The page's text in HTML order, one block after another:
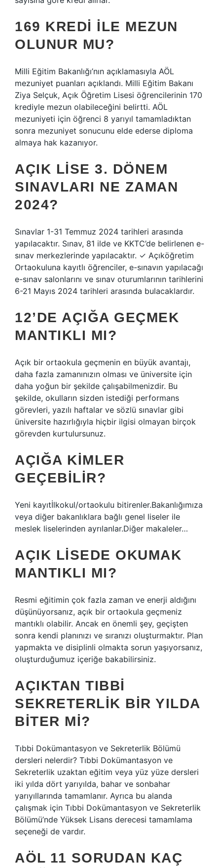
169 KREDI ILE MEZUN
OLUNUR MU?
Milli Eğitim Bakanlığı’nın açıklamasıyla AÖL
mezuniyet puanları açıklandı. Milli Eğitim Bakanı
Ziya Selçuk, Açık Öğretim Lisesi öğrencilerinin 170
krediyle mezun olabileceğini belirtti. AÖL
mezuniyeti için öğrenci 8 yarıyıl tamamladıktan
sonra mezuniyet sonucunu elde ederse diploma
almaya hak kazanıyor.
AÇIK LISE 3. DÖNEM
SINAVLARI NE ZAMAN
2024?
Sınavlar 1-31 Temmuz 2024 tarihleri ​​arasında
yapılacaktır. Sınav, 81 ilde ve KKTC’de belirlenen e-
sınav merkezlerinde yapılacaktır. ✓ Açıköğretim
Ortaokuluna kayıtlı öğrenciler, e-sınavın yapılacağı
e-sınav salonlarını ve sınav oturumlarının tarihlerini
6-21 Mayıs 2024 tarihleri ​​arasında bulacaklardır.
12’DE AÇIĞA GEÇMEK
MANTIKLI MI?
Açık bir ortaokula geçmenin en büyük avantajı,
daha fazla zamanınızın olması ve üniversite için
daha yoğun bir şekilde çalışabilmenizdir. Bu
şekilde, okulların sizden istediği performans
görevleri, yazılı haftalar ve sözlü sınavlar gibi
üniversite hazırlığıyla hiçbir ilgisi olmayan birçok
görevden kurtulursunuz.
AÇIĞA KIMLER
GEÇEBILIR?
Yeni kayıtİlkokul/ortaokulu bitirenler.Bakanlığımıza
veya diğer bakanlıklara bağlı genel liseler ile
meslek liselerinden ayrılanlar.Diğer makaleler…
AÇIK LISEDE OKUMAK
MANTIKLI MI?
Resmi eğitimin çok fazla zaman ve enerji aldığını
düşünüyorsanız, açık bir ortaokula geçmeniz
mantıklı olabilir. Ancak en önemli şey, geçişten
sonra kendi planınızı ve sıranızı oluşturmaktır. Plan
yapmakta ve disiplinli olmakta sorun yaşıyorsanız,
oluşturduğumuz içeriğe bakabilirsiniz.
AÇIKTAN TIBBI
SEKRETERLIK BIR YILDA
BITER MI?
Tıbbi Dokümantasyon ve Sekreterlik Bölümü
dersleri nelerdir? Tıbbi Dokümantasyon ve
Sekreterlik uzaktan eğitim veya yüz yüze dersleri
iki yılda dört yarıyılda, bahar ve sonbahar
yarıyıllarında tamamlanır. Ayrıca bu alanda
çalışmak için Tıbbi Dokümantasyon ve Sekreterlik
Bölümü’nde Yüksek Lisans derecesi tamamlama
seçeneği de vardır.
AÖL 11 SORUDAN KAÇ